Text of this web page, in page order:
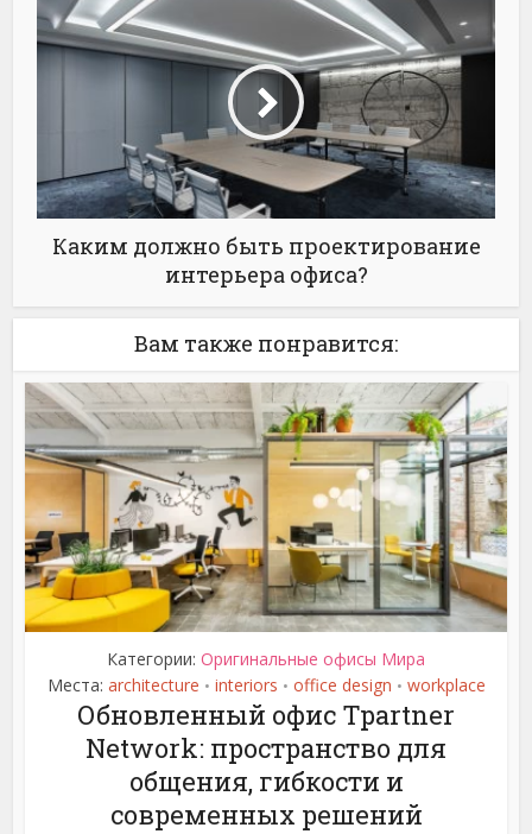
Каким должно быть проектирование
интерьера офиса?
Вам также понравится:
Категории: Оригинальные офисы Мира
Места: architecture • interiors • office design • workplace
Обновленный офис Tpartner
Network: пространство для
общения, гибкости и
современных решений